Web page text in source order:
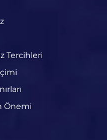
Tercihleri
Önemi